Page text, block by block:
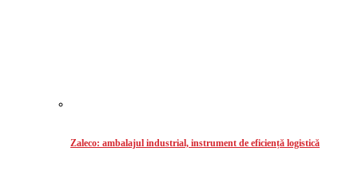
Zaleco: ambalajul industrial, instrument de eficiență logistică